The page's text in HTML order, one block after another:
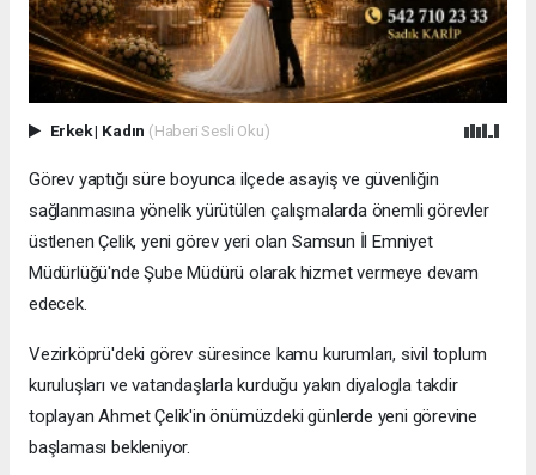
Erkek| Kadın (Haberi Sesli Oku)
Görev yaptığı süre boyunca ilçede asayiş ve güvenliğin
sağlanmasına yönelik yürütülen çalışmalarda önemli görevler
üstlenen Çelik, yeni görev yeri olan Samsun İl Emniyet
Müdürlüğü'nde Şube Müdürü olarak hizmet vermeye devam
edecek.
Vezirköprü'deki görev süresince kamu kurumları, sivil toplum
kuruluşları ve vatandaşlarla kurduğu yakın diyalogla takdir
toplayan Ahmet Çelik'in önümüzdeki günlerde yeni görevine
başlaması bekleniyor.